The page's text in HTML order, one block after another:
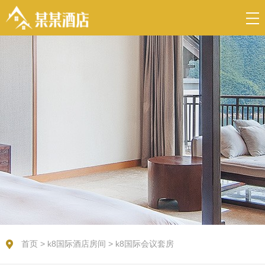
首页 > k8国际酒店房间 > k8国际会议套房